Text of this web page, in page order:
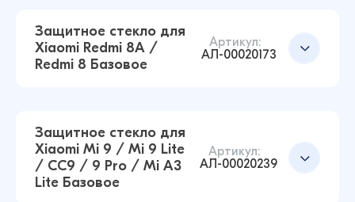
14 ₽10 ₽
14 ₽12 ₽
Защитное стекло для Xiaomi Redmi S2
Защитное стекло для
Xiaomi Redmi 8A /
Redmi 8 Базовое
Артикул:
АЛ-00020173
Защитное стекло для
Xiaomi Mi 9 / Mi 9 Lite
/ CC9 / 9 Pro / Mi A3
Lite Базовое
Артикул:
АЛ-00020239